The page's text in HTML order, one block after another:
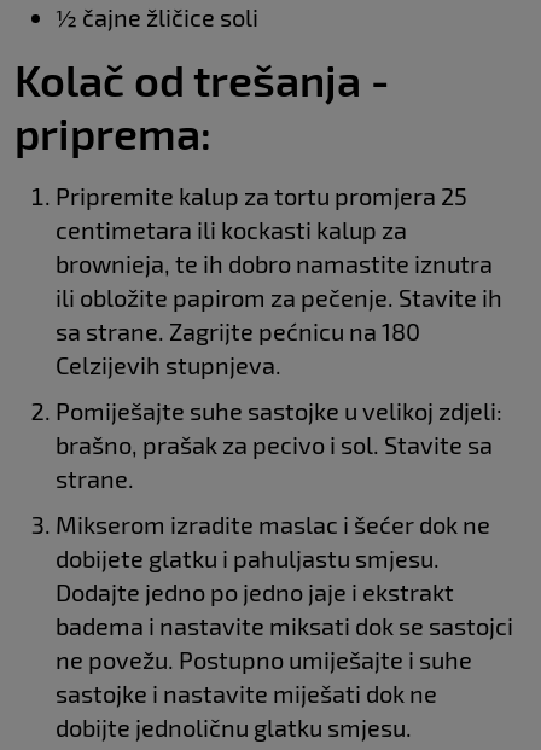
½ čajne žličice soli
Kolač od trešanja -
priprema:
Pripremite kalup za tortu promjera 25
centimetara ili kockasti kalup za
brownieja, te ih dobro namastite iznutra
ili obložite papirom za pečenje. Stavite ih
sa strane. Zagrijte pećnicu na 180
Celzijevih stupnjeva.
Pomiješajte suhe sastojke u velikoj zdjeli:
brašno, prašak za pecivo i sol. Stavite sa
strane.
Mikserom izradite maslac i šećer dok ne
dobijete glatku i pahuljastu smjesu.
Dodajte jedno po jedno jaje i ekstrakt
badema i nastavite miksati dok se sastojci
ne povežu. Postupno umiješajte i suhe
sastojke i nastavite miješati dok ne
dobijte jednoličnu glatku smjesu.